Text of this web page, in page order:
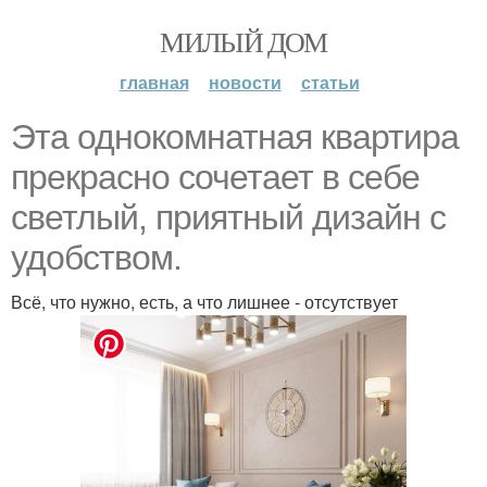
МИЛЫЙ ДОМ
главная новости статьи
Эта однокомнатная квартира
прекрасно сочетает в себе
светлый, приятный дизайн с
удобством.
Всё, что нужно, есть, а что лишнее - отсутствует